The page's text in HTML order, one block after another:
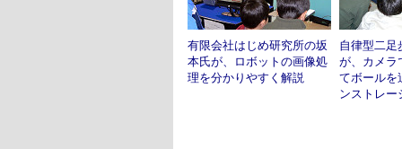
有限会社はじめ研究所の坂
本氏が、ロボットの画像処
理を分かりやすく解説
自律型二足
が、カメラ
てボールを
ンストレー